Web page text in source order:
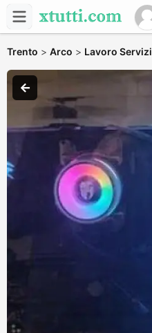
Trento > Arco > Lavoro Servizi